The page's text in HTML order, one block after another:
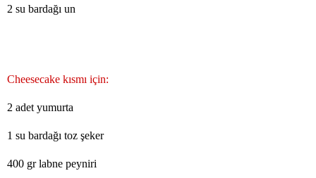
2 su bardağı un
Cheesecake kısmı için:
2 adet yumurta
1 su bardağı toz şeker
400 gr labne peyniri